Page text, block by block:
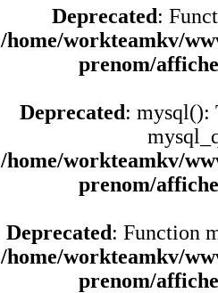
Deprecated:
/home/workteamkv/
prenom/
Deprecated: mysql():
/home/workteamkv/
prenom/
Deprecated: Function
/home/workteamkv/
prenom/